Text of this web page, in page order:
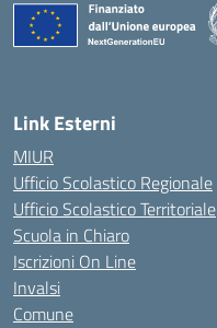
Link Esterni
MIUR
Ufficio Scolastico Regionale
Ufficio Scolastico Territoriale
Scuola in Chiaro
Iscrizioni On Line
Invalsi
Comune